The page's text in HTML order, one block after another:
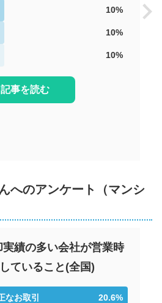
10%
10%
10%
記事を読む
へのアンケート（マンシ
績の多い会社が営業時
ていること (全国)
なお取引 20.6%